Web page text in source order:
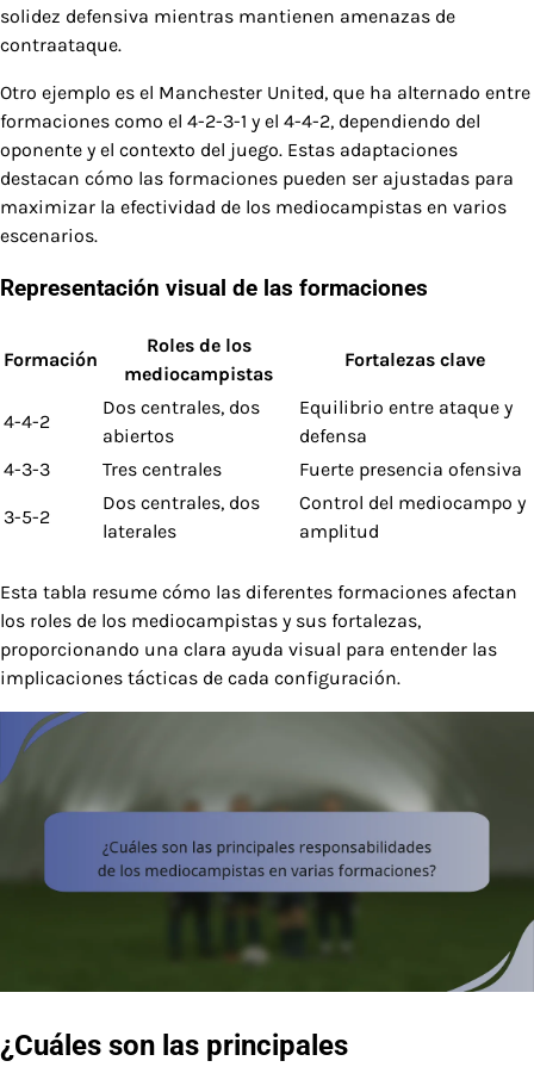
solidez defensiva mientras mantienen amenazas de
contraataque.
Otro ejemplo es el Manchester United, que ha alternado entre
formaciones como el 4-2-3-1 y el 4-4-2, dependiendo del
oponente y el contexto del juego. Estas adaptaciones
destacan cómo las formaciones pueden ser ajustadas para
maximizar la efectividad de los mediocampistas en varios
escenarios.
Representación visual de las formaciones
Formación
Roles de los
mediocampistas
Fortalezas clave
4-4-2
Dos centrales, dos
abiertos
Equilibrio entre ataque y
defensa
4-3-3
Tres centrales Fuerte presencia ofensiva
3-5-2
Dos centrales, dos
laterales
Control del mediocampo y
amplitud
Esta tabla resume cómo las diferentes formaciones afectan
los roles de los mediocampistas y sus fortalezas,
proporcionando una clara ayuda visual para entender las
implicaciones tácticas de cada configuración.
¿Cuáles son las principales